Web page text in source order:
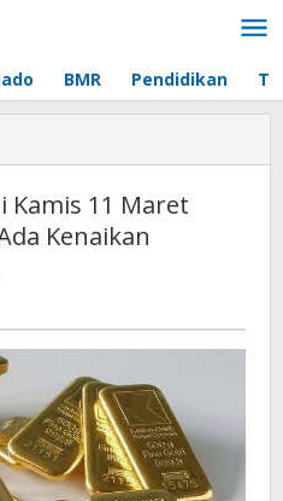
BMR Pendidikan
Emas
Ini
Kamis
Pegadaian
Ada
Kenaikan
Kamis 11 Maret
Kenaikan